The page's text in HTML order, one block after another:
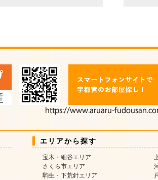
エリアから探す
宝木・細谷エリア
さくら市エリア
駒生・下荒針エリア